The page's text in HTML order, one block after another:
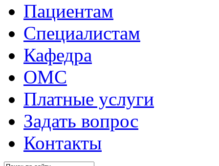
Пациентам
Специалистам
Кафедра
ОМС
Платные услуги
Задать вопрос
Контакты